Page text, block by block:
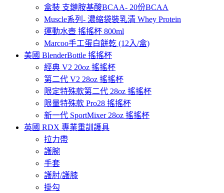
盒裝 支鏈胺基酸BCAA- 20份BCAA
Muscle系列- 濃縮袋裝乳清 Whey Protein
運動水壺 搖搖杯 800ml
Marcoo手工蛋白餅乾 (12入/盒)
美國 BlenderBottle 搖搖杯
經典 V2 20oz 搖搖杯
第二代 V2 28oz 搖搖杯
限定特殊款第二代 28oz 搖搖杯
限量特殊款 Pro28 搖搖杯
新一代 SportMixer 28oz 搖搖杯
英國 RDX 專業重訓護具
拉力帶
護腕
手套
護肘/護膝
掛勾